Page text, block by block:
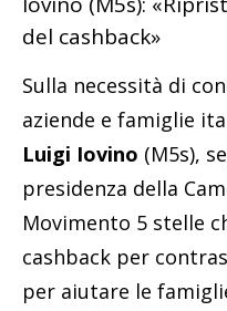
del cashback»
Sulla necessità di
aziende e famiglie
Luigi Iovino (M5s),
presidenza della
Movimento 5 stelle
cashback per
per aiutare le